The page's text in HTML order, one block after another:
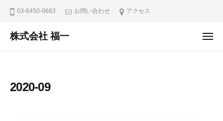
03-6450-0683 お問い合わせ アクセス
株式会社 福一
メ
2020-09